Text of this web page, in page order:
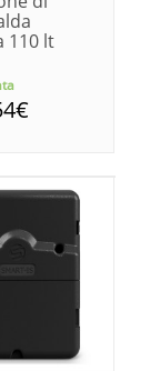
110 lt